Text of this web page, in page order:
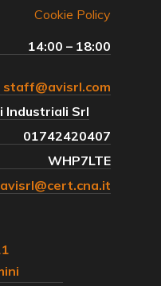
Cookie Policy
14:00 – 18:00
staff@avisrl.com
Srl
01742420407
WHP7LTE
avisrl@cert.cna.it